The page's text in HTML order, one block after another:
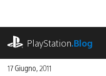
contenuto
PlayStation.Blog
17 Giugno, 2011